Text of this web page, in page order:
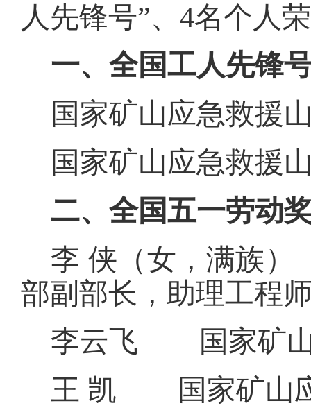
人先锋号”、4名个人
一、全国工人先锋
国家矿山应急救援
国家矿山应急救援
二、全国五一劳动
李 侠（女，满族）
部副部长，助理工程
李云飞
国家矿
王 凯
国家矿山